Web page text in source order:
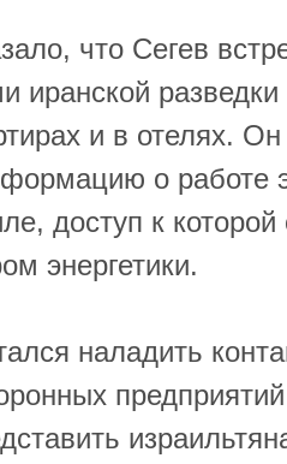
что Сегев
иранской
и в отелях.
о работе
доступ к
энергетики.
наладить